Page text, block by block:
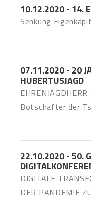
10.12.2020 - 14.
Senkung
07.11.2020 - 20
HUBERTUSJAGD
Botschafter der
22.10.2020 - 50.
DIGITALE
DER PANDEMIE